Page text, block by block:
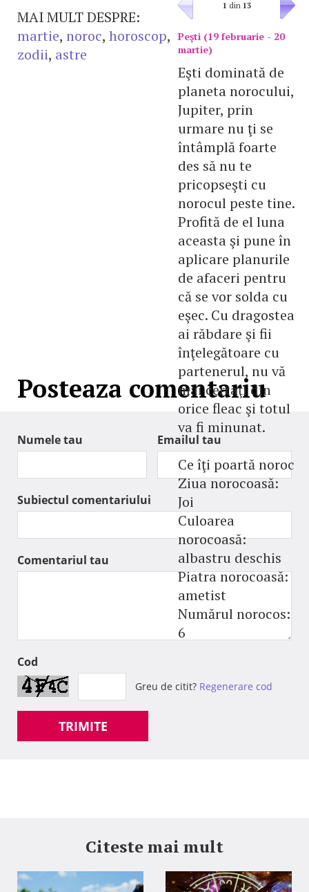
1 din 13
Peşti (19 februarie - 20
martie)
Eşti dominată de
planeta norocului,
Jupiter, prin
urmare nu ţi se
întâmplă foarte
des să nu te
pricopseşti cu
norocul peste tine.
Profită de el luna
aceasta şi pune în
aplicare planurile
de afaceri pentru
că se vor solda cu
eşec. Cu dragostea
ai răbdare şi fii
înţelegătoare cu
partenerul, nu vă
mai certaţi din
orice fleac şi totul
va fi minunat.
Ce îţi poartă noroc
Ziua norocoasă:
Joi
Culoarea
norocoasă:
albastru deschis
Piatra norocoasă:
ametist
Numărul norocos:
6
MAI MULT DESPRE:
martie, noroc, horoscop,
zodii, astre
Posteaza comentariu
Numele tau Emailul tau
Subiectul comentariului
Comentariul tau
Cod
Greu de citit? Regenerare cod
TRIMITE
Citeste mai mult